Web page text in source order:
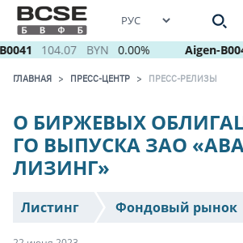
104.07 BYN 0.00% Aigen-
ГЛАВНАЯ ПРЕСС-ЦЕНТР ПРЕСС-РЕЛИЗЫ
О БИРЖЕВЫХ
ГО ВЫПУСКА ЗАО
ЛИЗИНГ»
Листинг Фондовый рынок